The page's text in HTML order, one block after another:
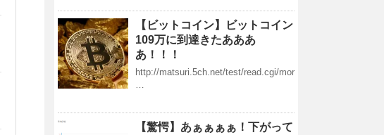
【ビットコイン】ビットコイン
109万に到達きたあああ
あ！！！
http://matsuri.5ch.net/test/read.cgi/mor
…
【驚愕】あぁぁぁぁ！下がって